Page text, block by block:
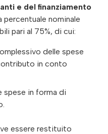
e del finanziamento
percentuale nominale
pari al 75%, di cui:
delle spese
in conto
spese in forma di
essere restituito